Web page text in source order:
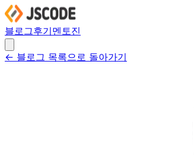
블로그후기멘토진
← 블로그 목록으로 돌아가기